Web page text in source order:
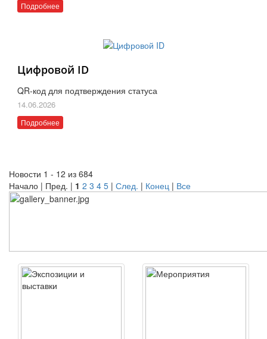
Подробнее
Цифровой ID
QR-код для подтверждения статуса
14.06.2026
Подробнее
Новости 1 - 12 из 684
Начало | Пред. | 1 2 3 4 5 | След. | Конец | Все